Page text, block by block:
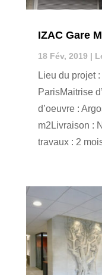
IZAC Gare
18 Fév, 2019 |
Lieu du projet
ParisMaitrise
d’oeuvre :
m2Livraison :
travaux : 2